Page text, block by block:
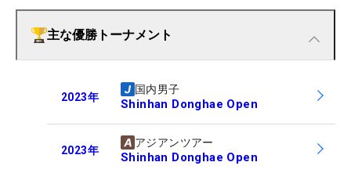
主な優勝トーナメント
2023年
国内男子
Shinhan Donghae Open
2023年
アジアンツアー
Shinhan Donghae Open